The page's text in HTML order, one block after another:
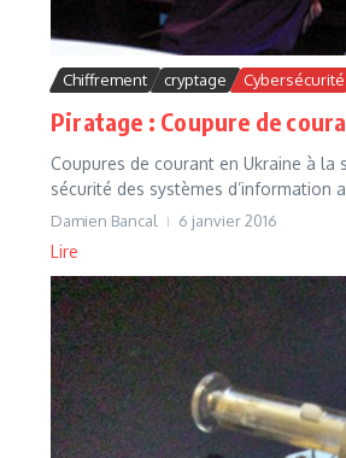
Chiffrement cryptage Cybersécurité
Piratage : Coupure de
Coupures de courant en Ukraine à la
sécurité des systèmes d’information
Damien Bancal 6 janvier 2016
Lire